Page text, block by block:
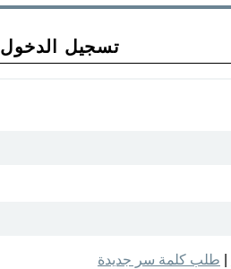
تسجيل الدخول
طلب كلمة سر جديدة